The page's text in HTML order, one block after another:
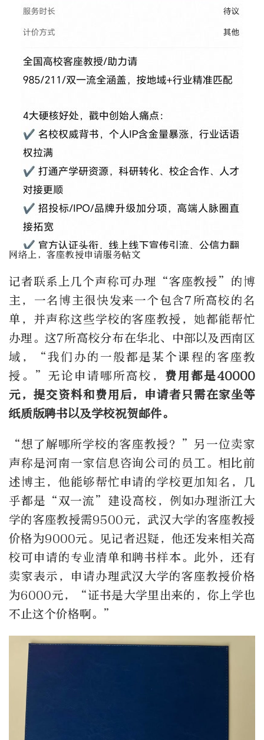
网络上，客座教授申请服务帖文
记者联系上几个声称可办理“客座教授”的博
主，一名博主很快发来一个包含7所高校的名
单，并声称这些学校的客座教授，她都能帮忙
办理。这7所高校分布在华北、中部以及西南区
域，“我们办的一般都是某个课程的客座教
授。”无论申请哪所高校， 费用都是40000
元，提交资料和费用后，申请者只需在家坐等
纸质版聘书以及学校祝贺邮件。
“想了解哪所学校的客座教授？”另一位卖家
声称是河南一家信息咨询公司的员工。相比前
述博主，他能够帮忙申请的学校更加知名，几
乎都是“双一流”建设高校，例如办理浙江大
学的客座教授需9500元，武汉大学的客座教授
价格为9000元。见记者迟疑，他还发来相关高
校可申请的专业清单和聘书样本。此外，还有
卖家表示，申请办理武汉大学的客座教授价格
为6000元，“证书是大学里出来的，你上学也
不止这个价格啊。”